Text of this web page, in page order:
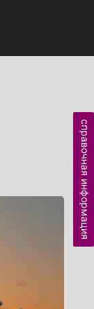
справочная информация